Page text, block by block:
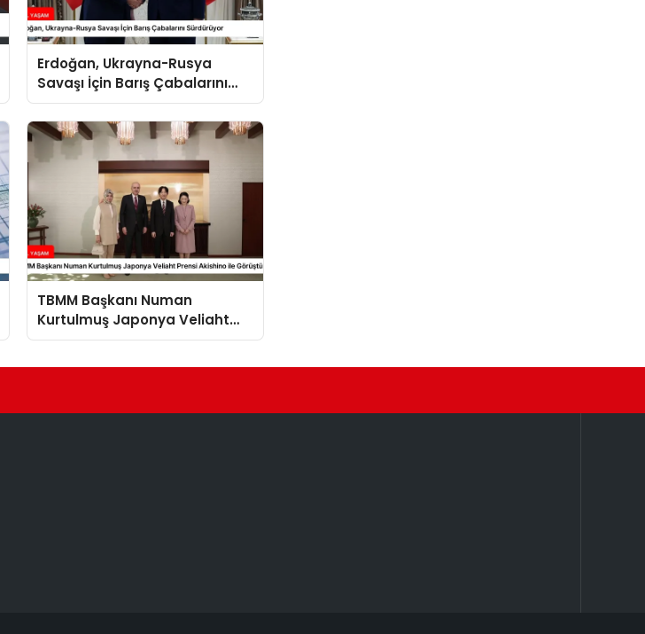
Erdoğan, Ukrayna-Rusya
Savaşı İçin Barış Çabalarını
Sürdürüyor
TBMM Başkanı Numan
Kurtulmuş Japonya Veliaht
Prensi Akishino ile Görüştü